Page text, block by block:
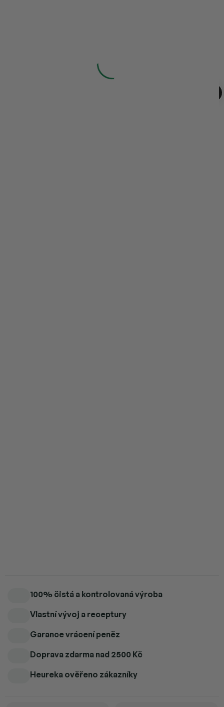
100% čistá a kontrolovaná výroba
Vlastní vývoj a receptury
Garance vrácení peněz
Doprava zdarma nad 2500 Kč
Heureka ověřeno zákazníky